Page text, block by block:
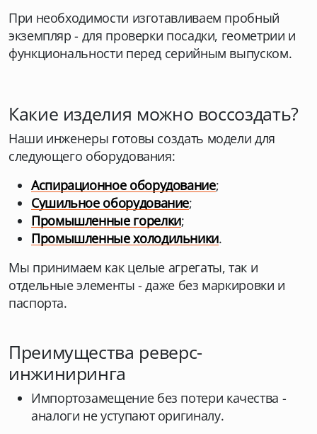
При необходимости изготавливаем пробный
экземпляр - для проверки посадки, геометрии и
функциональности перед серийным выпуском.
Какие изделия можно воссоздать?
Наши инженеры готовы создать модели для
следующего оборудования:
Аспирационное оборудование;
Сушильное оборудование;
Промышленные горелки;
Промышленные холодильники.
Мы принимаем как целые агрегаты, так и
отдельные элементы - даже без маркировки и
паспорта.
Преимущества реверс-
инжиниринга
Импортозамещение без потери качества -
аналоги не уступают оригиналу.